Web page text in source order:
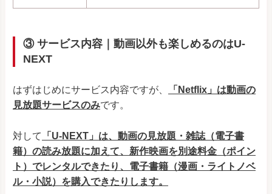
③ サービス内容｜動画以外も楽しめるのはU-
NEXT
はずはじめにサービス内容ですが、
「Netflix」は動画の
見放題サービスのみです。
対して
「U-NEXT」は、動画の見放題・雑誌（電子書
籍）の読み放題に加えて、新作映画を別途料金（ポイン
ト）でレンタルできたり、電子書籍（漫画・ライトノベ
ル・小説）を購入できたりします。